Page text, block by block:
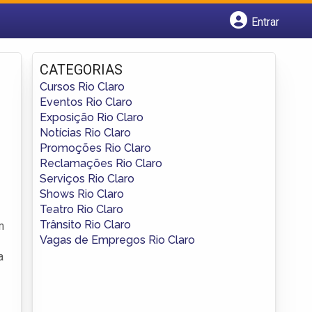
Entrar
Fazer login
Criar conta
CATEGORIAS
Cursos Rio Claro
Eventos Rio Claro
Exposição Rio Claro
Notícias Rio Claro
Promoções Rio Claro
Reclamações Rio Claro
Serviços Rio Claro
Shows Rio Claro
Teatro Rio Claro
Trânsito Rio Claro
Vagas de Empregos Rio Claro